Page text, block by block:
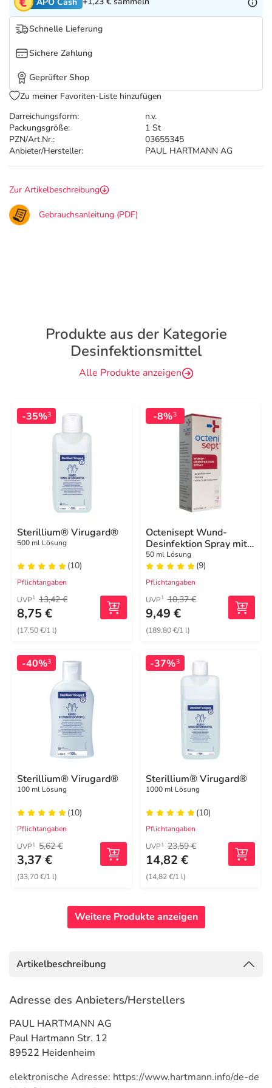
Tierapotheke
Vitamine & Mineralstoffe
Salus Deals
Darreichungsform:
n.v.
Packungsgröße:
1 St
PZN/Art.Nr.:
03655345
Anbieter/Hersteller:
PAUL HARTMANN AG
Schnelle Lieferung
Sichere Zahlung
Geprüfter Shop
Zu meiner Favoriten-Liste hinzufügen
Zur Artikelbeschreibung
Gebrauchsanleitung (PDF)
Produkte aus der Kategorie
Desinfektionsmittel
Alle Produkte anzeigen
-35%3
Sterillium® Virugard®
500 ml Lösung
(10)
Pflichtangaben
UVP1 13,42 €
8,75 €
(17,50 €/1 l)
-8%3
Octenisept Wund-
Desinfektion Spray mit
Sprühpumpe
50 ml Lösung
(9)
Pflichtangaben
UVP1 10,37 €
9,49 €
(189,80 €/1 l)
-40%3
Sterillium® Virugard®
100 ml Lösung
(10)
Pflichtangaben
UVP1 5,62 €
3,37 €
(33,70 €/1 l)
-37%3
Sterillium® Virugard®
1000 ml Lösung
(10)
Pflichtangaben
UVP1 23,59 €
14,82 €
(14,82 €/1 l)
Weitere Produkte anzeigen
Artikelbeschreibung
Adresse des Anbieters/Herstellers
PAUL HARTMANN AG
Paul Hartmann Str. 12
89522 Heidenheim
elektronische Adresse: https://www.hartmann.info/de-de